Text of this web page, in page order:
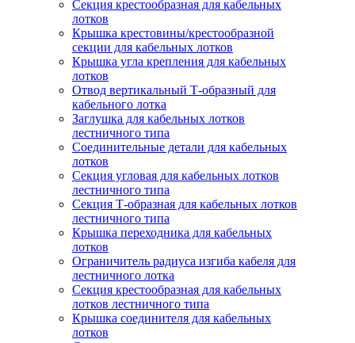
Секция крестообразная для кабельных
лотков
Крышка крестовины/крестообразной
секции для кабельных лотков
Крышка угла крепления для кабельных
лотков
Отвод вертикальный Т-образный для
кабельного лотка
Заглушка для кабельных лотков
лестничного типа
Соединительные детали для кабельных
лотков
Секция угловая для кабельных лотков
лестничного типа
Секция Т-образная для кабельных лотков
лестничного типа
Крышка переходника для кабельных
лотков
Ограничитель радиуса изгиба кабеля для
лестничного лотка
Секция крестообразная для кабельных
лотков лестничного типа
Крышка соединителя для кабельных
лотков